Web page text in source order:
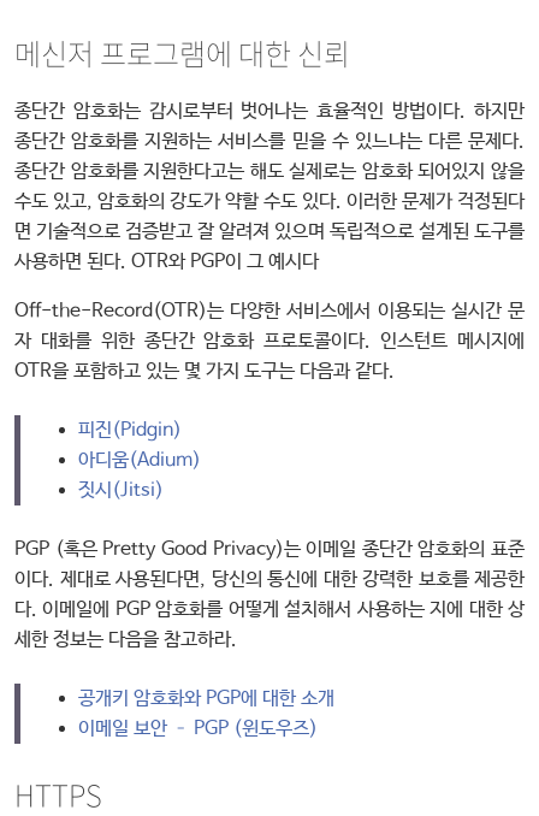
메신저 프로그램에 대한 신뢰
종단간 암호화는 감시로부터 벗어나는 효율적인 방법이다. 하지만
종단간 암호화를 지원하는 서비스를 믿을 수 있느냐는 다른 문제다.
종단간 암호화를 지원한다고는 해도 실제로는 암호화 되어있지 않을
수도 있고, 암호화의 강도가 약할 수도 있다. 이러한 문제가 걱정된다
면 기술적으로 검증받고 잘 알려져 있으며 독립적으로 설계된 도구를
사용하면 된다. OTR와 PGP이 그 예시다
Off-the-Record(OTR)는 다양한 서비스에서 이용되는 실시간 문
자 대화를 위한 종단간 암호화 프로토콜이다. 인스턴트 메시지에
OTR을 포함하고 있는 몇 가지 도구는 다음과 같다.
피진(Pidgin)
아디움(Adium)
짓시(Jitsi)
PGP (혹은 Pretty Good Privacy)는 이메일 종단간 암호화의 표준
이다. 제대로 사용된다면, 당신의 통신에 대한 강력한 보호를 제공한
다. 이메일에 PGP 암호화를 어떻게 설치해서 사용하는 지에 대한 상
세한 정보는 다음을 참고하라.
공개키 암호화와 PGP에 대한 소개
이메일 보안 – PGP (윈도우즈)
HTTPS